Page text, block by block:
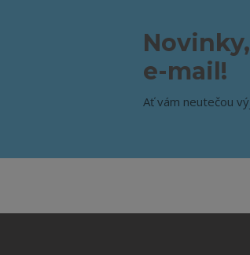
e-mail!
Ať vám neutečou